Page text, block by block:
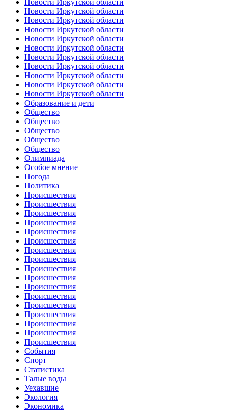
Новости Иркутской области
Новости Иркутской области
Новости Иркутской области
Новости Иркутской области
Новости Иркутской области
Новости Иркутской области
Новости Иркутской области
Новости Иркутской области
Новости Иркутской области
Новости Иркутской области
Образование и дети
Общество
Общество
Общество
Общество
Общество
Олимпиада
Особое мнение
Погода
Политика
Происшествия
Происшествия
Происшествия
Происшествия
Происшествия
Происшествия
Происшествия
Происшествия
Происшествия
Происшествия
Происшествия
Происшествия
Происшествия
Происшествия
Происшествия
Происшествия
Происшествия
События
Спорт
Статистика
Талые воды
Уехавшие
Экология
Экономика